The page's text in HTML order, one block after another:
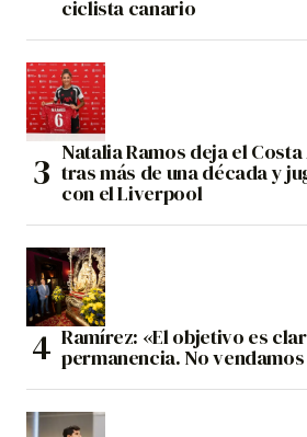
ciclista canario
Natalia Ramos deja el
tras más de una década y
con el Liverpool
Ramírez: «El objetivo es
permanencia. No